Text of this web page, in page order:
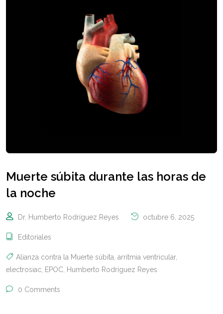
Muerte súbita durante las horas de
la noche
Dr. Humberto Rodríguez Reyes octubre 6, 2025
Editoriales
Alianza contra la Muerte súbita arritmia ventricular,
electrosiac EPOC Humberto Rodríguez Reyes
0 Comments